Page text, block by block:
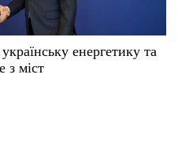
енергетику та
з міст